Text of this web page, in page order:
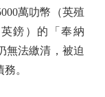
萬叻幣（英殖
鎊）的「奉納
無法繳清，被迫
。